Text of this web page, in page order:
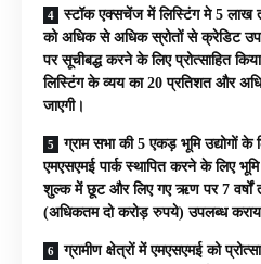
स्टॉक एक्सचेंज में लिस्टिंग मे 5 लाख
को अधिक से अधिक स्रोतों से क्रेडिट
पर सूचीबद्ध करने के लिए प्रोत्साहित
लिस्टिंग के व्यय का 20 प्रतिशत और
जाएगी।
ग्राम सभा की 5 एकड़ भूमि उद्योगों
एमएसएमई पार्क स्थापित करने के लिए
शुल्क में छूट और लिए गए ऋण पर 7 वर्षों
(अधिकतम दो करोड़ रुपये) उपलब्ध
ग्रामीण क्षेत्रों में एमएसएमई को